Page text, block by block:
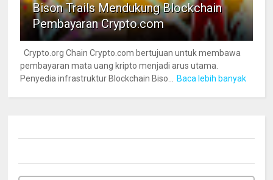
Bison Trails Mendukung Blockchain
Pembayaran Crypto.com
Crypto.org Chain Crypto.com bertujuan untuk membawa
pembayaran mata uang kripto menjadi arus utama.
Penyedia infrastruktur Blockchain Biso... Baca lebih banyak